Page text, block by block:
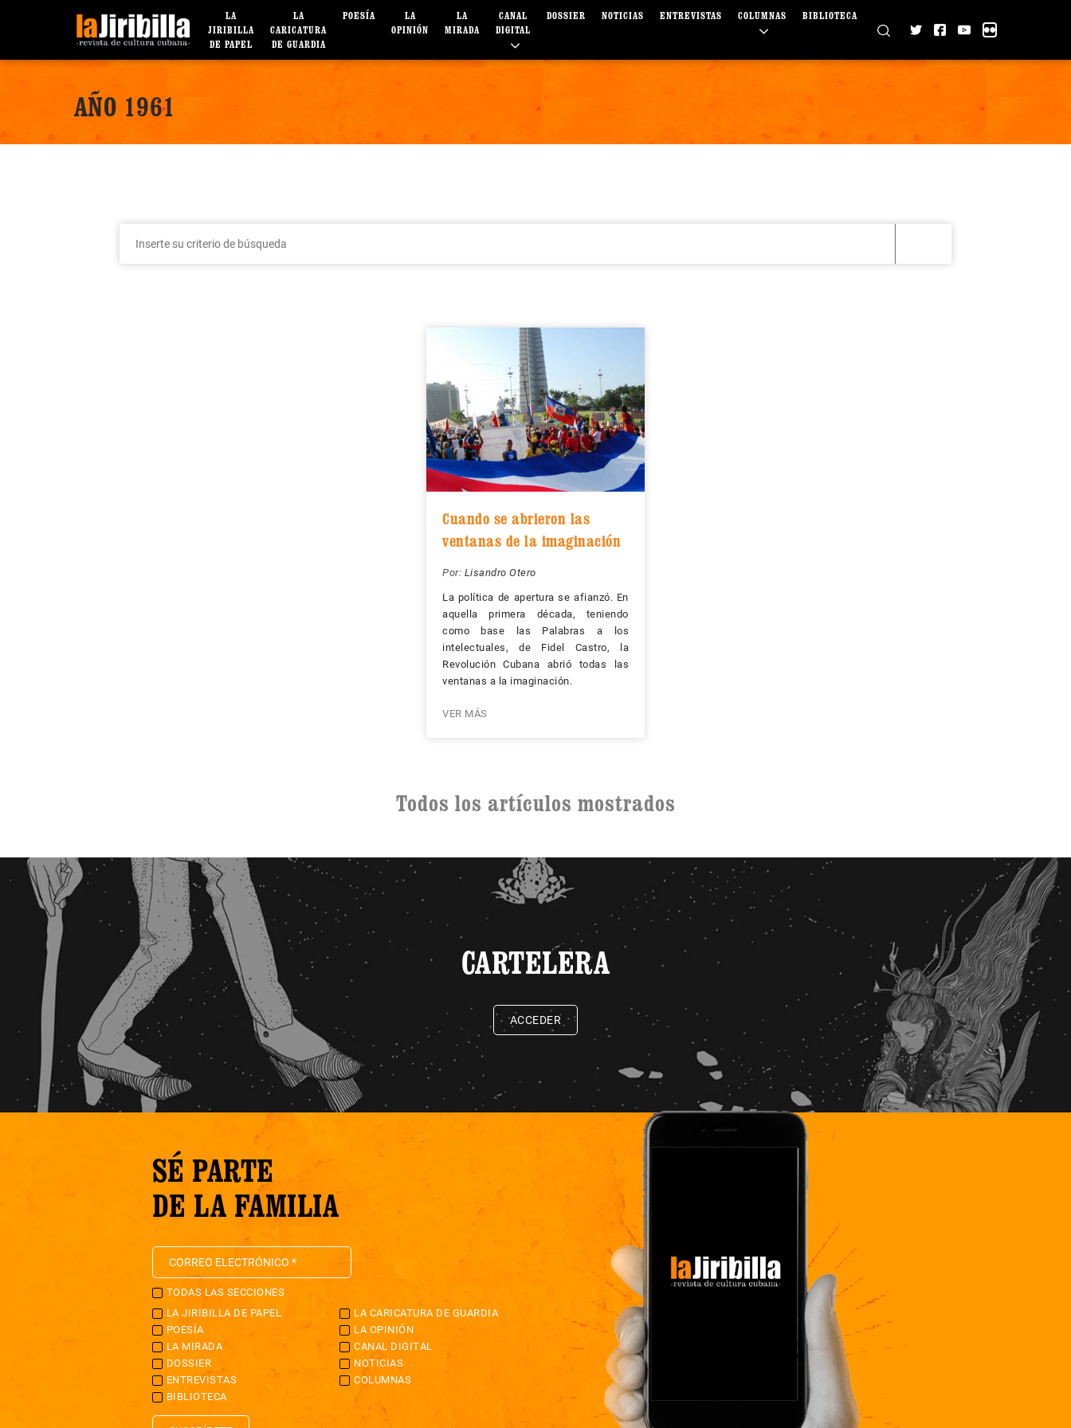
LA
JIRIBILLA
DE PAPEL
LA
CARICATURA
DE GUARDIA
POESÍA
LA
OPINIÓN
LA
MIRADA
CANAL
DIGITAL
DOSSIER NOTICIAS ENTREVISTAS COLUMNAS BIBLIOTECA
AÑO 1961
Cuando se abrieron las
ventanas de la imaginación
Por: Lisandro Otero
La política de apertura se afianzó. En
aquella primera década, teniendo
como base las Palabras a los
intelectuales, de Fidel Castro, la
Revolución Cubana abrió todas las
ventanas a la imaginación.
VER MÁS
Todos los artículos mostrados
CARTELERA
ACCEDER
SÉ PARTE
DE LA FAMILIA
TODAS LAS SECCIONES
LA JIRIBILLA DE PAPEL
LA CARICATURA DE GUARDIA
POESÍA
LA OPINIÓN
LA MIRADA
CANAL DIGITAL
DOSSIER
NOTICIAS
ENTREVISTAS
COLUMNAS
BIBLIOTECA